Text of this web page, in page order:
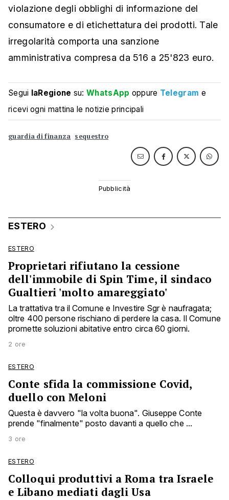
violazione degli obblighi di informazione del
consumatore e di etichettatura dei prodotti. Tale
irregolarità comporta una sanzione
amministrativa compresa da 516 a 25'823 euro.
Segui laRegione su:WhatsApp oppure Telegram e
ricevi ogni mattina le notizie principali
guardia di finanza sequestro
ESTERO
ESTERO
Proprietari rifiutano la cessione
dell'immobile di Spin Time, il sindaco
Gualtieri 'molto amareggiato'
La trattativa tra il Comune e Investire Sgr è naufragata;
oltre 400 persone rischiano di perdere la casa. Il Comune
promette soluzioni abitative entro circa 60 giorni.
2 ore
ESTERO
Conte sfida la commissione Covid,
duello con Meloni
Questa è davvero "la volta buona". Giuseppe Conte
prende "finalmente" posto davanti a quello che ...
3 ore
ESTERO
Colloqui produttivi a Roma tra Israele
e Libano mediati dagli Usa